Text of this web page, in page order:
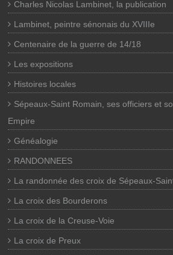
Charles Nicolas Lambinet, la publication
Lambinet, peintre sénonais du XVIIIe
Centenaire de la guerre de 14/18
Les expositions
Histoires locales
Sépeaux-Saint Romain, ses officiers et
Empire
Généalogie
RANDONNEES
La randonnée des croix de Sépeaux-
La croix des Bourderons
La croix de la Creuse-Voie
La croix de Preux